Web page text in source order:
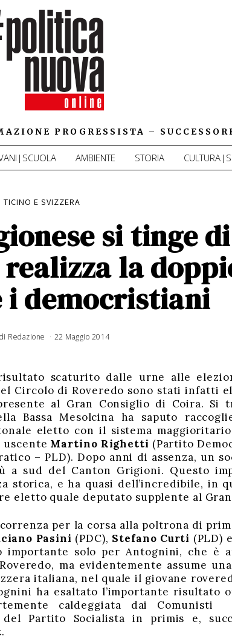
PROGRESSISTA –
AMBIENTE STORIA
TICINO E SVIZZERA
si tinge
realizza la
i democristiani
di Redazione 22 Maggio 20141
b
r
2
0
1
7
scaturito dalle urne alle
Circolo di Roveredo sono stati infatti
al Gran Consiglio di Coira. Si
Bassa Mesolcina ha saputo
eletto con il sistema
uscente Martino Righetti (Partito
– PLD). Dopo anni di assenza, un
a sud del Canton Grigioni. Questo
storica, e ha quasi dell’incredibile, in
eletto quale deputato supplente al
per la corsa alla poltrona di
Pasini (PDC), Stefano Curti (PLD)
solo per Antognini, che è
ma evidentemente assume
italiana, nel quale il giovane
ha esaltato l’importante risultato
caldeggiata dai
Partito Socialista in primis e,
.